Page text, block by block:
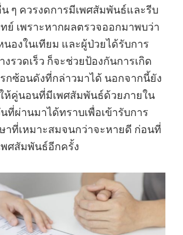
ๆ ควรงดการมีเพศสัมพันธ์และรีบ
ย์ เพราะหากผลตรวจออกมาพบว่า
นองในเทียม และผู้ป่วยได้รับการ
งรวดเร็ว ก็จะช่วยป้องกันการเกิด
กซ้อนดังที่กล่าวมาได้ นอกจากนี้ยัง
ห้คู่นอนที่มีเพศสัมพันธ์ด้วยภายใน
นที่ผ่านมาได้ทราบเพื่อเข้ารับการ
าที่เหมาะสมจนกว่าจะหายดี ก่อนที่
พศสัมพันธ์อีกครั้ง